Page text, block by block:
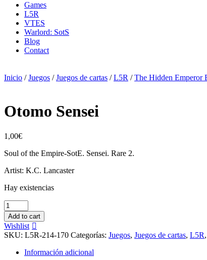
Games
L5R
VTES
Warlord: SotS
Blog
Contact
Inicio /Juegos /Juegos de cartas /L5R /The Hidden Emperor
Otomo Sensei
1,00€
Soul of the Empire-SotE. Sensei. Rare 2.
Artist: K.C. Lancaster
Hay existencias
Otomo
Sensei
cantidad
Add to cart
Wishlist
SKU: L5R-214-170 Categorías: Juegos, Juegos de cartas, L5R,
Información adicional